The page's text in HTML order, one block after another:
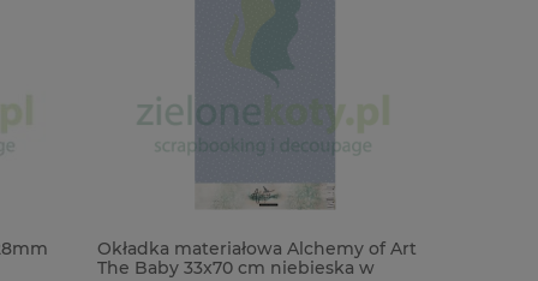
Okładka materiałowa Alchemy of Art
The Baby 33x70 cm niebieska w